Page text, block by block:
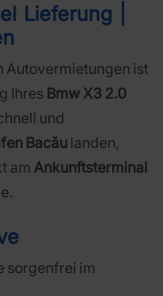
Lieferung |
Autovermietungen ist
Ihres Bmw X3 2.0
und
Bacău landen,
am Ankunftsterminal
sorgenfrei im